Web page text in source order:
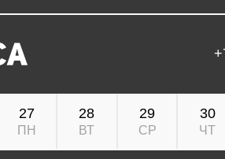
27
ПН
28
ВТ
29
СР
30
ЧТ